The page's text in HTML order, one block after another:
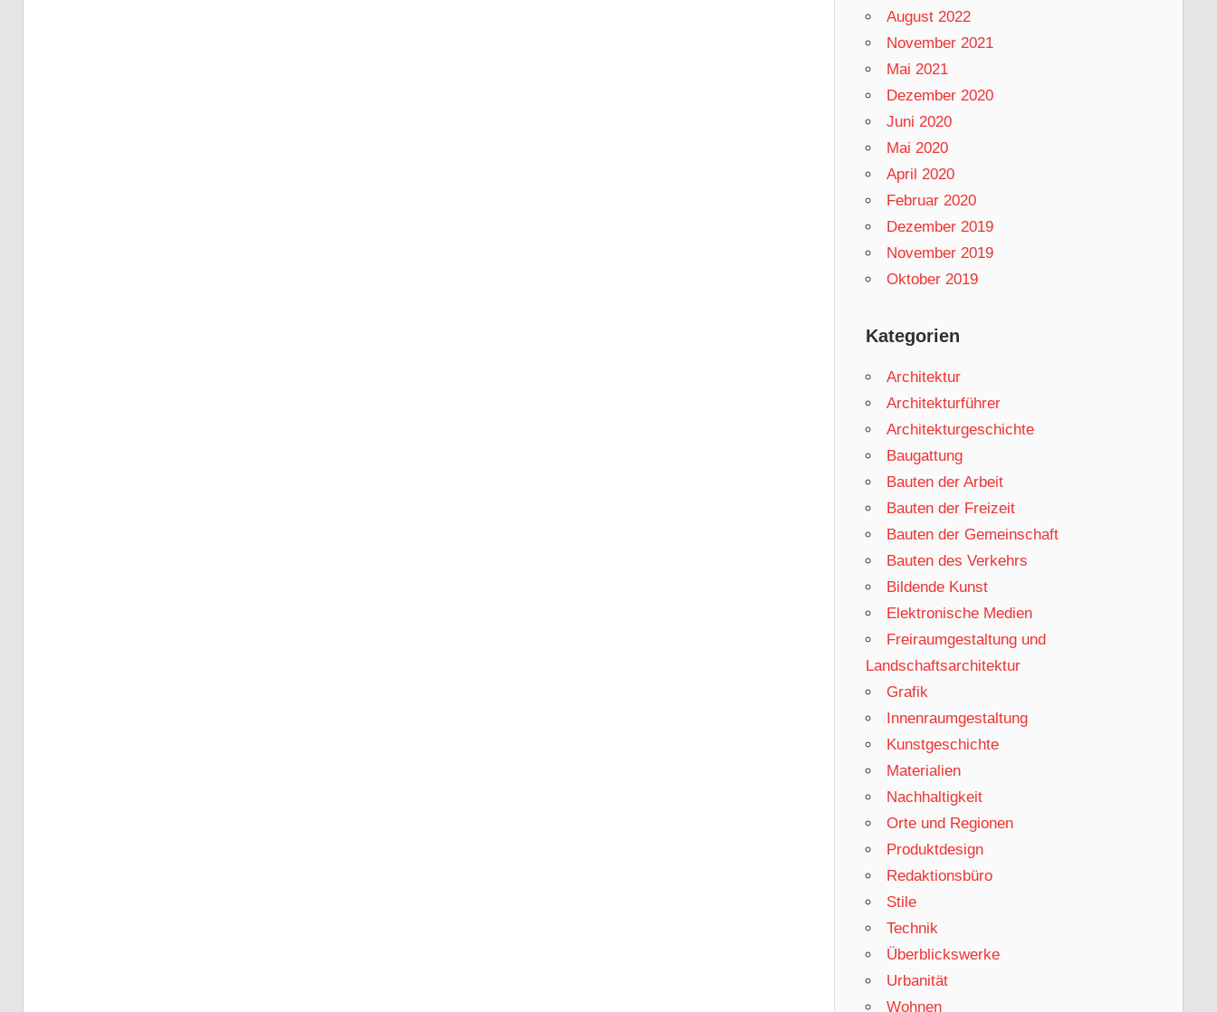
August 2022
November 2021
Mai 2021
Dezember 2020
Juni 2020
Mai 2020
April 2020
Februar 2020
Dezember 2019
November 2019
Oktober 2019
Kategorien
Architektur
Architekturführer
Architekturgeschichte
Baugattung
Bauten der Arbeit
Bauten der Freizeit
Bauten der Gemeinschaft
Bauten des Verkehrs
Bildende Kunst
Elektronische Medien
Freiraumgestaltung und
Landschaftsarchitektur
Grafik
Innenraumgestaltung
Kunstgeschichte
Materialien
Nachhaltigkeit
Orte und Regionen
Produktdesign
Redaktionsbüro
Stile
Technik
Überblickswerke
Urbanität
Wohnen